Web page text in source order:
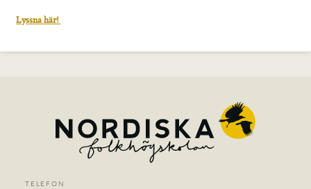
Kontakt
Lyssna här!
TELEFON